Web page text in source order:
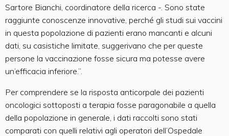
Sartore Bianchi, coordinatore della ricerca -. Sono state
raggiunte conoscenze innovative, perché gli studi sui vaccini
in questa popolazione di pazienti erano mancanti e alcuni
dati, su casistiche limitate, suggerivano che per queste
persone la vaccinazione fosse sicura ma potesse avere
un’efficacia inferiore.”.
Per comprendere se la risposta anticorpale dei pazienti
oncologici sottoposti a terapia fosse paragonabile a quella
della popolazione in generale, i dati raccolti sono stati
comparati con quelli relativi agli operatori dell’Ospedale